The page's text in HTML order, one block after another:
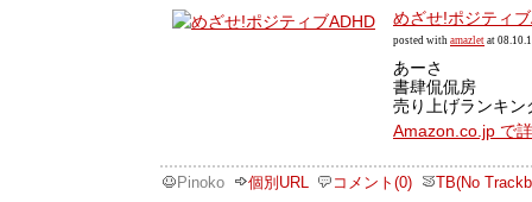
めざせ!ポジティ
posted with amazlet at
あーさ
書肆侃侃房
売り上げランキン
Amazon.co.jp で
Pinoko 個別URL コメント(0) TB(No